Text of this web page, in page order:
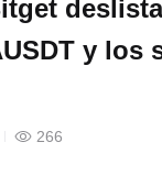
y los
266